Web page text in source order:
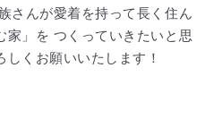
さんが愛着を持って長く住ん
家」を つくっていきたいと思
くお願いいたします！